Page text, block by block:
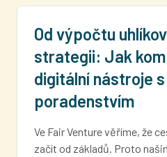
Od výpočtu
strategii: Jak
digitální nástroje
poradenstvím
Ve Fair Venture věříme, že
začít od základů. Proto